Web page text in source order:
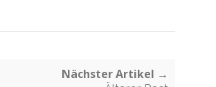
Nächster Artikel →